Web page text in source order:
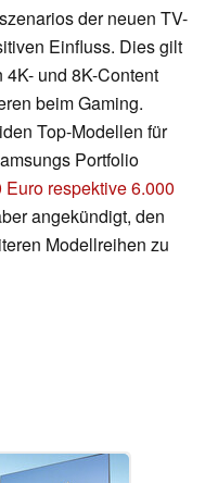
der neuen TV-
Einfluss. Dies gilt
und 8K-Content
beim Gaming.
Top-Modellen für
Portfolio
respektive 6.000
angekündigt, den
Modellreihen zu